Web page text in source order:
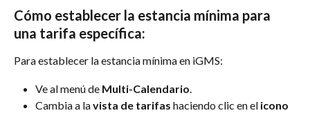
Cómo establecer la estancia mínima para
una tarifa específica:
Para establecer la estancia mínima en iGMS:
Ve al menú de Multi-Calendario
Cambia a la vista de tarifas haciendo clic en el icono